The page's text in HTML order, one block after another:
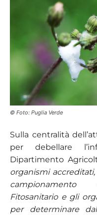
© Foto: Puglia Verde
Sulla centralità
per debellare
Dipartimento
organismi
campionamento
Fitosanitario e gli
per determinare